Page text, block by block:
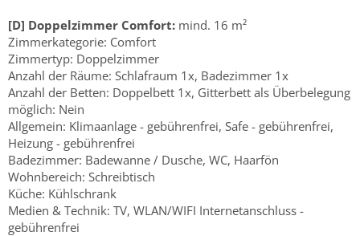
[D] Doppelzimmer Comfort: mind. 16 m²
Zimmerkategorie: Comfort
Zimmertyp: Doppelzimmer
Anzahl der Räume: Schlafraum 1x, Badezimmer 1x
Anzahl der Betten: Doppelbett 1x, Gitterbett als Überbelegung
möglich: Nein
Allgemein: Klimaanlage - gebührenfrei, Safe - gebührenfrei,
Heizung - gebührenfrei
Badezimmer: Badewanne / Dusche, WC, Haarfön
Wohnbereich: Schreibtisch
Küche: Kühlschrank
Medien & Technik: TV, WLAN/WIFI Internetanschluss -
gebührenfrei